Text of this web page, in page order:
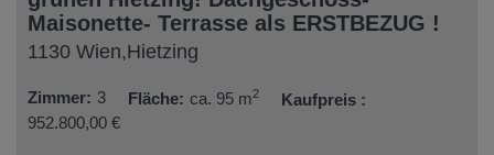
Maisonette- Terrasse als ERSTBEZUG !
1130 Wien,Hietzing
Zimmer 3 Fläche ca. 95 m2
Kaufpreis
952.800,00 €